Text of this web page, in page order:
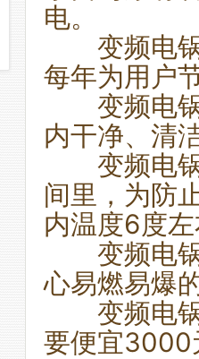
电。
变频电锅
每年为用户
变频电锅
内干净、清
变频电锅
间里，为防
内温度6度
变频电锅
心易燃易爆
变频电锅
要便宜3000